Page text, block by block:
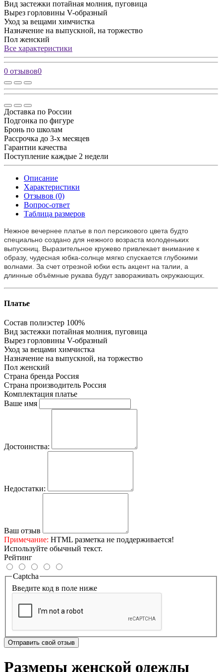
Вид застежки потайная молния, пуговица
Вырез горловины V-образный
Уход за вещами химчистка
Назначение на выпускной, на торжество
Пол женский
Все характеристики
0 отзывов0
Доставка по России
Подгонка по фигуре
Бронь по школам
Рассрочка до 3-х месяцев
Гарантии качества
Поступление каждые 2 недели
Описание
Характеристики
Отзывов (0)
Вопрос-ответ
Таблица размеров
Нежное вечернее платье в пол персикового цвета будто
специально создано для нежного возраста молоденьких
выпускниц. Выразительное кружево привлекает внимание к
образу, чудесная юбка-солнце мягко спускается глубокими
волнами. За счет отрезной юбки есть акцент на талии, а
длинные объёмные рукава будут завораживать окружающих.
Платье
Состав полиэстер 100%
Вид застежки потайная молния, пуговица
Вырез горловины V-образный
Уход за вещами химчистка
Назначение на выпускной, на торжество
Пол женский
Страна бренда Россия
Страна производитель Россия
Комплектация платье
Ваше имя
Достоинства:
Недостатки:
Ваш отзыв
Примечание: HTML разметка не поддерживается!
Используйте обычный текст.
Рейтинг
Captcha
Введите код в поле ниже
Отправить свой отзыв
Размеры женской одежды